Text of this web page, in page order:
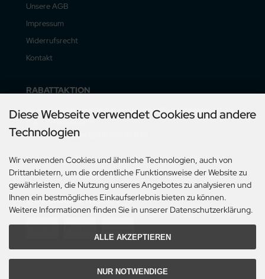
Unsere AGB
Impressum
Widerrufsrecht
Kontakt
RABATTAKTION
Im August und September erhalten Sie 5% Mengenrabatt ab
€ 60,- Bestellwert!!!
(mit Vorauskasserabatt sind es 8%).
Der Rabatt gilt nur für Lieferungen innerhalb Deutschlands.
ZAHLUNGSMETHODEN
Diese Webseite verwendet Cookies und andere
Technologien
Wir verwenden Cookies und ähnliche Technologien, auch von
Drittanbietern, um die ordentliche Funktionsweise der Website zu
gewährleisten, die Nutzung unseres Angebotes zu analysieren und
Ihnen ein bestmögliches Einkaufserlebnis bieten zu können.
Weitere Informationen finden Sie in unserer Datenschutzerklärung.
ALLE AKZEPTIEREN
NUR NOTWENDIGE